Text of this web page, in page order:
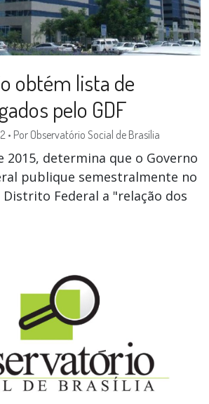
obtém lista de
pelo GDF
• Por Observatório Social de Brasília
2015, determina que o Governo
publique semestralmente no
Federal a "relação dos